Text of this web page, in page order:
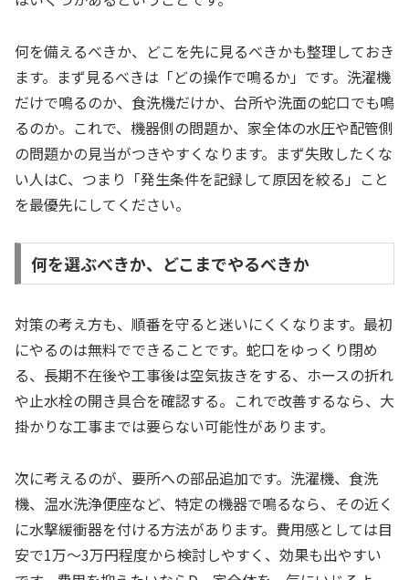
何を備えるべきか、どこを先に見るべきかも整理しておき
ます。まず見るべきは「どの操作で鳴るか」です。洗濯機
だけで鳴るのか、食洗機だけか、台所や洗面の蛇口でも鳴
るのか。これで、機器側の問題か、家全体の水圧や配管側
の問題かの見当がつきやすくなります。まず失敗したくな
い人はC、つまり「発生条件を記録して原因を絞る」こと
を最優先にしてください。
何を選ぶべきか、どこまでやるべきか
対策の考え方も、順番を守ると迷いにくくなります。最初
にやるのは無料でできることです。蛇口をゆっくり閉め
る、長期不在後や工事後は空気抜きをする、ホースの折れ
や止水栓の開き具合を確認する。これで改善するなら、大
掛かりな工事までは要らない可能性があります。
次に考えるのが、要所への部品追加です。洗濯機、食洗
機、温水洗浄便座など、特定の機器で鳴るなら、その近く
に水撃緩衝器を付ける方法があります。費用感としては目
安で1万〜3万円程度から検討しやすく、効果も出やすい